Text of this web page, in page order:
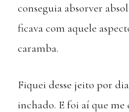
conseguia absorver
ficava com aquele
caramba.
Fiquei desse jeito por
inchado. E foi aí que